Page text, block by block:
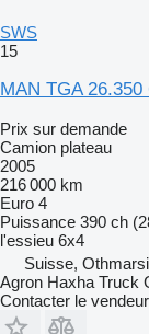
SWS
15
MAN TGA
Prix sur demande
Camion plateau
2005
216 000 km
Euro 4
Puissance 390 ch
l'essieu 6x4
Suisse,
Agron Haxha Truck
Contacter le vendeur